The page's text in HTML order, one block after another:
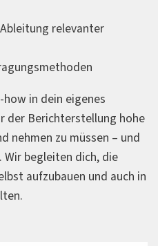
relevanter
in dein eigenes
der Berichterstellung hohe
nehmen zu müssen – und
Wir begleiten dich, die
aufzubauen und auch in